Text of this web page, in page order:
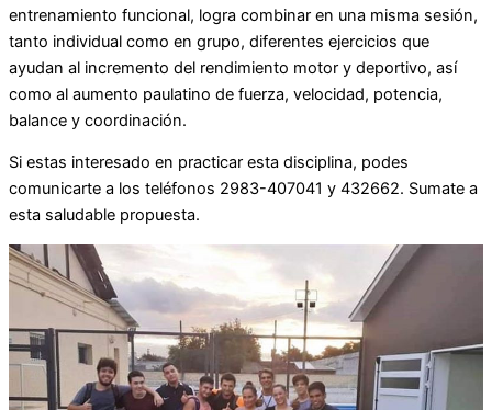
entrenamiento funcional, logra combinar en una misma sesión,
tanto individual como en grupo, diferentes ejercicios que
ayudan al incremento del rendimiento motor y deportivo, así
como al aumento paulatino de fuerza, velocidad, potencia,
balance y coordinación.
Si estas interesado en practicar esta disciplina, podes
comunicarte a los teléfonos 2983-407041 y 432662. Sumate a
esta saludable propuesta.